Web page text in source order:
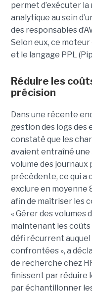
permet d’exécuter
analytique au sein
des responsables
Selon eux, ce
et le langage PPL
Réduire les
précision
Dans une récente
gestion des logs des
constaté que les
avaient entraîné une
volume des journaux
précédente, ce qui a
exclure en moyenne
afin de maîtriser les
« Gérer des volumes
maintenant les
défi récurrent
confrontées », a
de recherche chez
finissent par réduire
par échantillonner